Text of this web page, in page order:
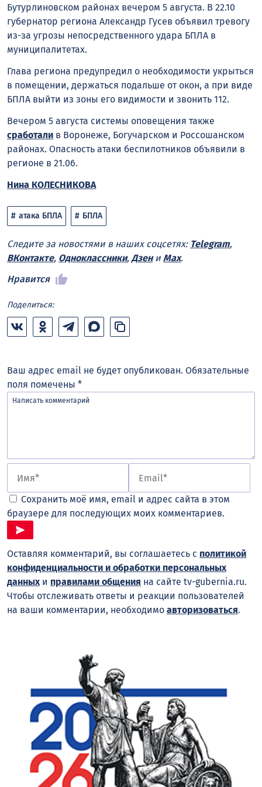
Бутурлиновском районах вечером 5 августа. В 22.10
губернатор региона Александр Гусев объявил тревогу
из-за угрозы непосредственного удара БПЛА в
муниципалитетах.
Глава региона предупредил о необходимости укрыться
в помещении, держаться подальше от окон, а при виде
БПЛА выйти из зоны его видимости и звонить 112.
Вечером 5 августа системы оповещения также
сработали в Воронеже, Богучарском и Россошанском
районах. Опасность атаки беспилотников объявили в
регионе в 21.06.
Нина КОЛЕСНИКОВА
атака БПЛА БПЛА
Следите за новостями в наших соцсетях: Telegram,
ВКонтакте, Одноклассники, Дзени Max.
Нравится
Поделиться:
Ваш адрес email не будет опубликован. Обязательные
поля помечены *
Сохранить моё имя, email и адрес сайта в этом
браузере для последующих моих комментариев.
Оставляя комментарий, вы соглашаетесь с политикой
конфиденциальности и обработки персональных
данныхи правилами общения на сайте tv-gubernia.ru.
Чтобы отслеживать ответы и реакции пользователей
на ваши комментарии, необходимо авторизоваться.